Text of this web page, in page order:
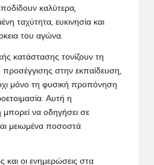
καλύτερα,
ταχύτητα, ευκινησία και
του αγώνα.
κατάστασης τονίζουν τη
προσέγγισης στην εκπαίδευση,
μόνο τη φυσική προπόνηση
Αυτή η
να οδηγήσει σε
μειωμένα ποσοστά
και οι ενημερώσεις στα